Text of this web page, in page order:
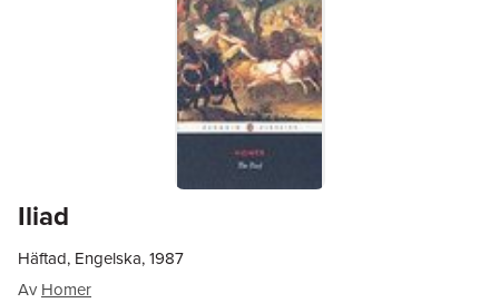
Iliad
Häftad, Engelska, 1987
Av Homer